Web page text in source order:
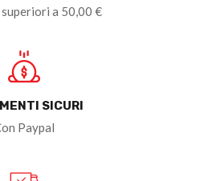
a 50,00 €
SICURI
Paypal